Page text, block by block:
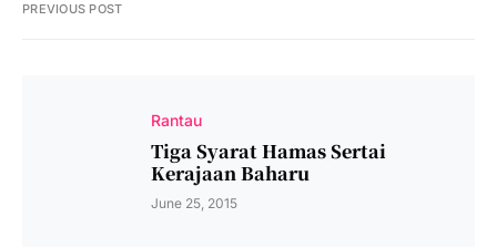
PREVIOUS POST
Rantau
Tiga Syarat Hamas Sertai
Kerajaan Baharu
June 25, 2015